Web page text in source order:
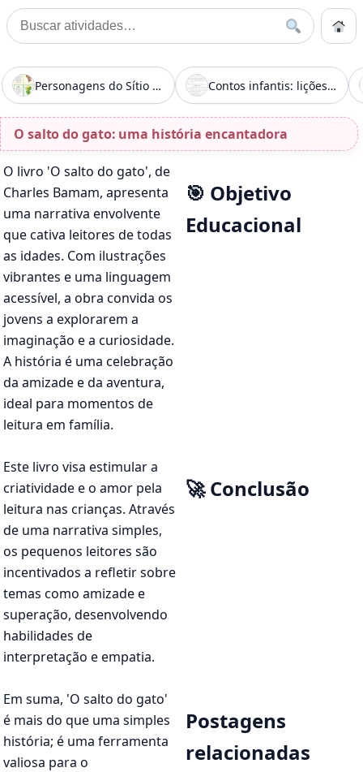
Pular para o conteúdo
Buscar por:
Buscar
Início
Personagens do Sítio do Picapau Amarelo Contos infantis: lições de amizade e respeito
O salto do gato: uma história encantadora
O livro 'O salto do gato', de
Charles Bamam, apresenta
uma narrativa envolvente
que cativa leitores de todas
as idades. Com ilustrações
vibrantes e uma linguagem
acessível, a obra convida os
jovens a explorarem a
imaginação e a curiosidade.
A história é uma celebração
da amizade e da aventura,
ideal para momentos de
leitura em família.
🎯 Objetivo
Educacional
Este livro visa estimular a
criatividade e o amor pela
leitura nas crianças. Através
de uma narrativa simples,
os pequenos leitores são
incentivados a refletir sobre
temas como amizade e
superação, desenvolvendo
habilidades de
interpretação e empatia.
🚀 Conclusão
Em suma, 'O salto do gato'
é mais do que uma simples
história; é uma ferramenta
valiosa para o
Postagens
relacionadas